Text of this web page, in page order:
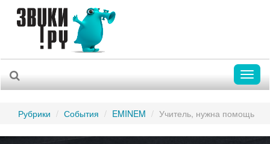
Рубрики События EMINEM Учитель, нужна помощь